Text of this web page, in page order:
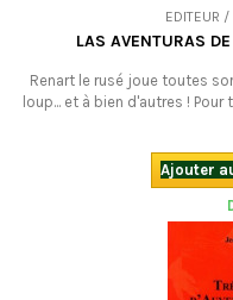
EDITEUR /
LAS AVENTURAS
Renart le rusé joue toutes
loup... et à bien d'autres !
épisodes les plus connus
Ajouter